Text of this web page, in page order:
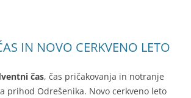
IN NOVO CERKVENO LETO
čas, čas pričakovanja in notranje
prihod Odrešenika. Novo cerkveno leto